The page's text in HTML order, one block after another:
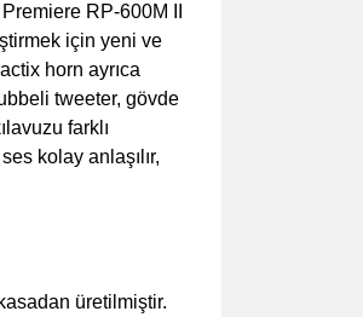
RP-600M II
için yeni ve
horn ayrıca
tweeter, gövde
farklı
kolay anlaşılır,
üretilmiştir.